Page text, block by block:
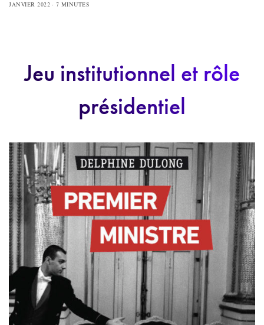
JANVIER 2022 7 MINUTES
Jeu institutionnel et rôle
présidentiel